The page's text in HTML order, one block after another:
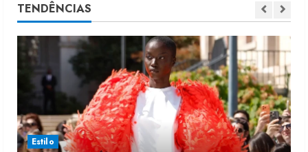
1
2
Renata Caixeta assume Movimento
Sou de Algodão
5 de agosto de 2026
TENDÊNCIAS
Estilo